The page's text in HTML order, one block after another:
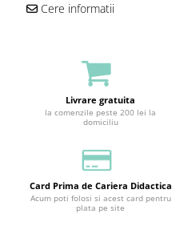
Cere informatii
Livrare gratuita
la comenzile peste 200 lei la
domiciliu
Card Prima de Cariera Didactica
Acum poti folosi si acest card pentru
plata pe site